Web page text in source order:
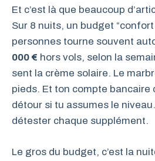
Et c’est là que beaucoup
Sur 8 nuits, un budget
personnes tourne souvent
000 € hors vols, selon la
sent la crème solaire. Le
pieds. Et ton compte bancaire
détour si tu assumes le
détester chaque supplément.
Le gros du budget, c’est la